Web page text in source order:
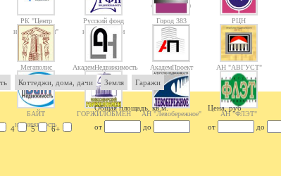
Объектов: 10
РК "Центр
недвижимости"
Русский фонд
недвижимости
Город 383 РЦН
Мегаполис АкадемНедвижимость АкадемПроект АН "АВГУСТ"
БАЙТ
недвижимость
ГОРЖИЛОБМЕН АН "Левобережное" АН "ФЛЭТ"
Коттеджи, дома, дачи Земля Гаражи
Общая площадь, кв.м. Цена, руб
4 5 6+ от до от до